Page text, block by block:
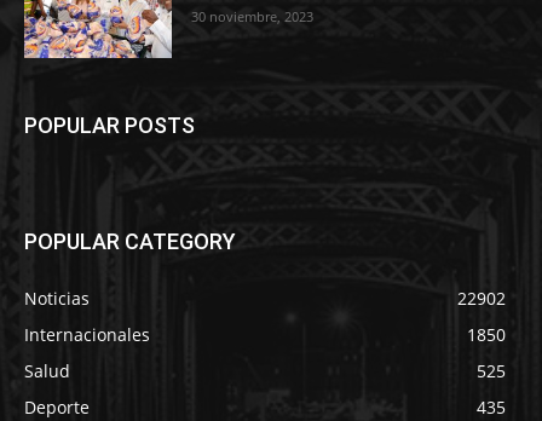
30 noviembre, 2023
POPULAR POSTS
POPULAR CATEGORY
Noticias
22902
Internacionales
1850
Salud
525
Deporte
435